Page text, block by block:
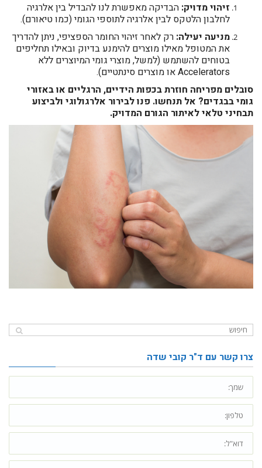
זיהוי מדויק: הבדיקה מאפשרת לנו להבדיל בין אלרגיה
לחלבון הלטקס לבין אלרגיה לתוספי הגומי (כמו טיאורם).
מניעה יעילה: רק לאחר זיהוי החומר הספציפי, ניתן להדריך
את המטופל מאילו מוצרים להימנע בדיוק ובאילו תחליפים
בטוחים להשתמש (למשל, מוצרי גומי המיוצרים ללא
Accelerators או מוצרים סינתטיים).
סובלים מפריחה חוזרת בכפות הידיים, הרגליים או באזורי
גומי בבגדים? אל תנחשו. פנו לבירור אלרגולוגי ולביצוע
תבחיני טלאי לאיתור הגורם המדויק.
צרו קשר עם ד"ר קובי שדה